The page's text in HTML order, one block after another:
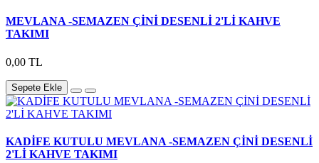
MEVLANA -SEMAZEN ÇİNİ DESENLİ 2'Lİ KAHVE
TAKIMI
0,00 TL
Sepete Ekle
KADİFE KUTULU MEVLANA -SEMAZEN ÇİNİ DESENLİ
2'Lİ KAHVE TAKIMI